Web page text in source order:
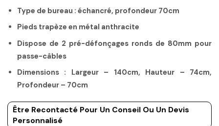
Type de bureau : échancré, profondeur 70cm
Pieds trapèze en métal anthracite
Dispose de 2 pré-défonçages ronds de 80mm pour
passe-câbles
Dimensions : Largeur – 140cm, Hauteur – 74cm,
Profondeur – 70cm
Être Recontacté Pour Un Conseil Ou Un Devis
Personnalisé